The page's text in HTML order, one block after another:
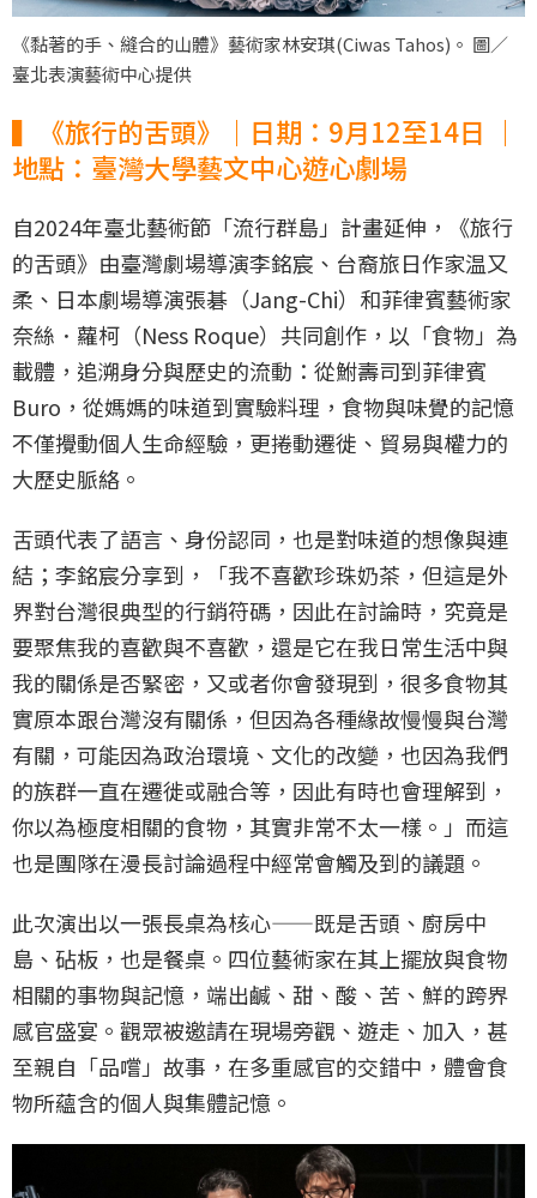
《黏著的手、縫合的山體》藝術家林安琪(Ciwas Tahos)。 圖／
臺北表演藝術中心提供
▍《旅行的舌頭》｜日期：9月12至14日 ｜
地點：臺灣大學藝文中心遊心劇場
自2024年臺北藝術節「流行群島」計畫延伸，《旅行
的舌頭》由臺灣劇場導演李銘宸、台裔旅日作家温又
柔、日本劇場導演張碁（Jang-Chi）和菲律賓藝術家
奈絲．蘿柯（Ness Roque）共同創作，以「食物」為
載體，追溯身分與歷史的流動：從鮒壽司到菲律賓
Buro，從媽媽的味道到實驗料理，食物與味覺的記憶
不僅攪動個人生命經驗，更捲動遷徙、貿易與權力的
大歷史脈絡。
舌頭代表了語言、身份認同，也是對味道的想像與連
結；李銘宸分享到，「我不喜歡珍珠奶茶，但這是外
界對台灣很典型的行銷符碼，因此在討論時，究竟是
要聚焦我的喜歡與不喜歡，還是它在我日常生活中與
我的關係是否緊密，又或者你會發現到，很多食物其
實原本跟台灣沒有關係，但因為各種緣故慢慢與台灣
有關，可能因為政治環境、文化的改變，也因為我們
的族群一直在遷徙或融合等，因此有時也會理解到，
你以為極度相關的食物，其實非常不太一樣。」而這
也是團隊在漫長討論過程中經常會觸及到的議題。
此次演出以一張長桌為核心——既是舌頭、廚房中
島、砧板，也是餐桌。四位藝術家在其上擺放與食物
相關的事物與記憶，端出鹹、甜、酸、苦、鮮的跨界
感官盛宴。觀眾被邀請在現場旁觀、遊走、加入，甚
至親自「品嚐」故事，在多重感官的交錯中，體會食
物所蘊含的個人與集體記憶。